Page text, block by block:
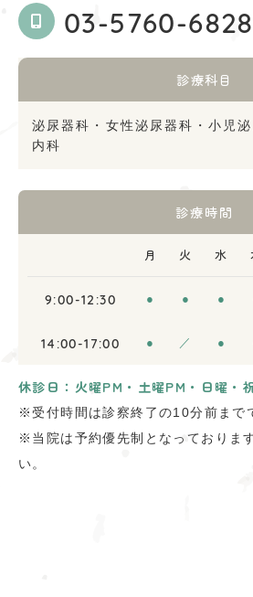
03-5760-6828
診療科目
泌尿器科・女性泌尿器科・小児
内科
診療時間
月 火 水
9:00-12:30 ● ● ●
14:00-17:00 ● ／ ●
休診日：火曜PM・土曜PM・日曜・
※受付時間は診察終了の10分前まで
※当院は予約優先制となっておりま
い。